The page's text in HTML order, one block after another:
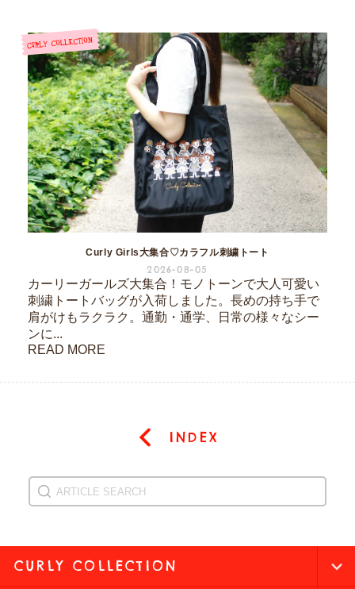
Curly Girls大集合♡カラフル刺繍トート
2026-08-05
カーリーガールズ大集合！モノトーンで大人可愛い
刺繍トートバッグが入荷しました。長めの持ち手で
肩がけもラクラク。通勤・通学、日常の様々なシー
ンに...
READ MORE
INDEX
CURLY COLLECTION